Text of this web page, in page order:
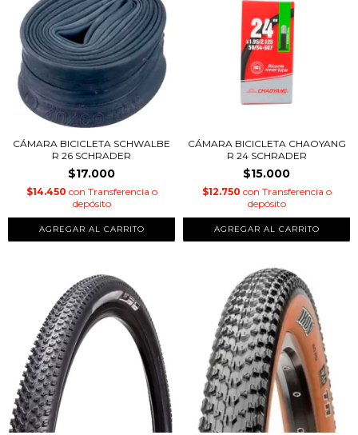
CÁMARA BICICLETA SCHWALBE
R 26 SCHRADER
$17.000
$14.450 con Transferencia o
depósito
CÁMARA BICICLETA CHAOYANG
R 24 SCHRADER
$15.000
$12.750 con Transferencia o
depósito